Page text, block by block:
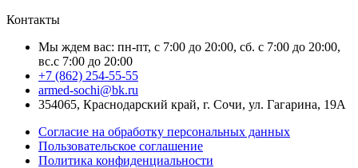
Контакты
Мы ждем вас: пн-пт, с 7:00 до 20:00, сб. с 7:00 до 20:00,
вс.с 7:00 до 20:00
+7 (862) 254-55-55
armed-sochi@bk.ru
354065, Краснодарский край, г. Сочи, ул. Гагарина, 19А
Согласие на обработку персональных данных
Пользовательское соглашение
Политика конфиденциальности